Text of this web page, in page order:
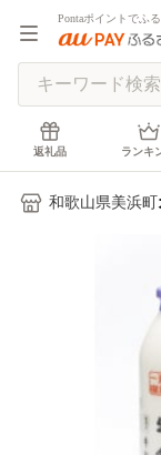
Pontaポイントでふ
返礼品 ランキ
和歌山県美浜町